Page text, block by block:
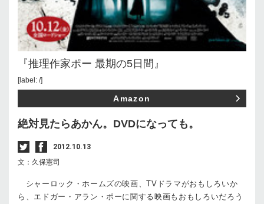
『推理作家ポー 最期の5日間』
[label: /]
Amazon
絶対見たらあかん。DVDになっても。
2012.10.13
文：久保憲司
シャーロック・ホームズの映画、TVドラマがおもしろいか
ら、エドガー・アラン・ポーに関する映画もおもしろいだろう